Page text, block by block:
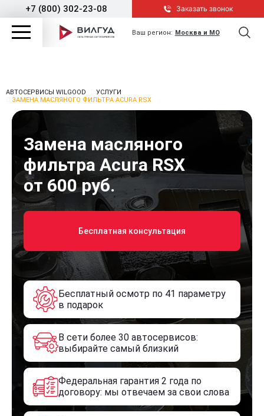
+7 (800) 302-23-08 Заказать звонок
Ваш регион: Москва и МО
АВТОСЕРВИСЫ WILGOOD
УСЛУГИ
ЗАМЕНА МАСЛЯНОГО ФИЛЬТРА ACURA RSX
Замена масляного
фильтра Acura RSX
от 600 руб.
Бесплатная консультация
Бесплатный осмотр по 41 параметру
в подарок
В сети более 30 автосервисов:
выбирайте самый близкий
Федеральная гарантия 2 года по
договору: мы отвечаем за свои слова